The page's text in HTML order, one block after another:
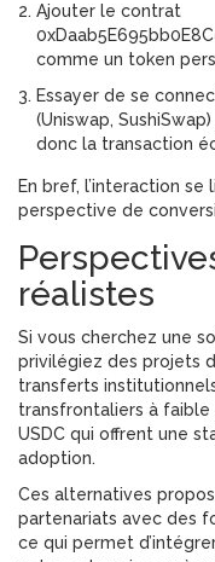
Ajouter le contrat
comme un token
Essayer de se
(Uniswap,
donc la transaction
En bref, l’interaction
perspective de
réalistes
Si vous cherchez une
privilégiez des projets
transferts
transfrontaliers à
USDC qui offrent une
adoption.
Ces alternatives
partenariats avec des
ce qui permet